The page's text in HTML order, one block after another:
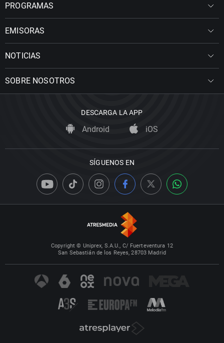
PROGRAMAS
EMISORAS
NOTICIAS
SOBRE NOSOTROS
DESCARGA LA APP
Android iOS
SÍGUENOS EN
Copyright © Uniprex, S.A.U., C/ Fuerteventura 12
San Sebastián de los Reyes, 28703 Madrid